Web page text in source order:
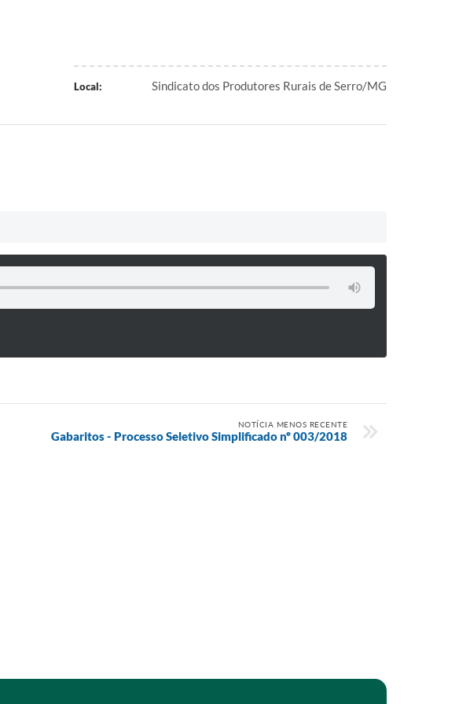
Local: Sindicato dos Produtores Rurais de Serro/MG
NOTÍCIA MENOS RECENTE
Gabaritos - Processo Seletivo Simplificado nº 003/2018